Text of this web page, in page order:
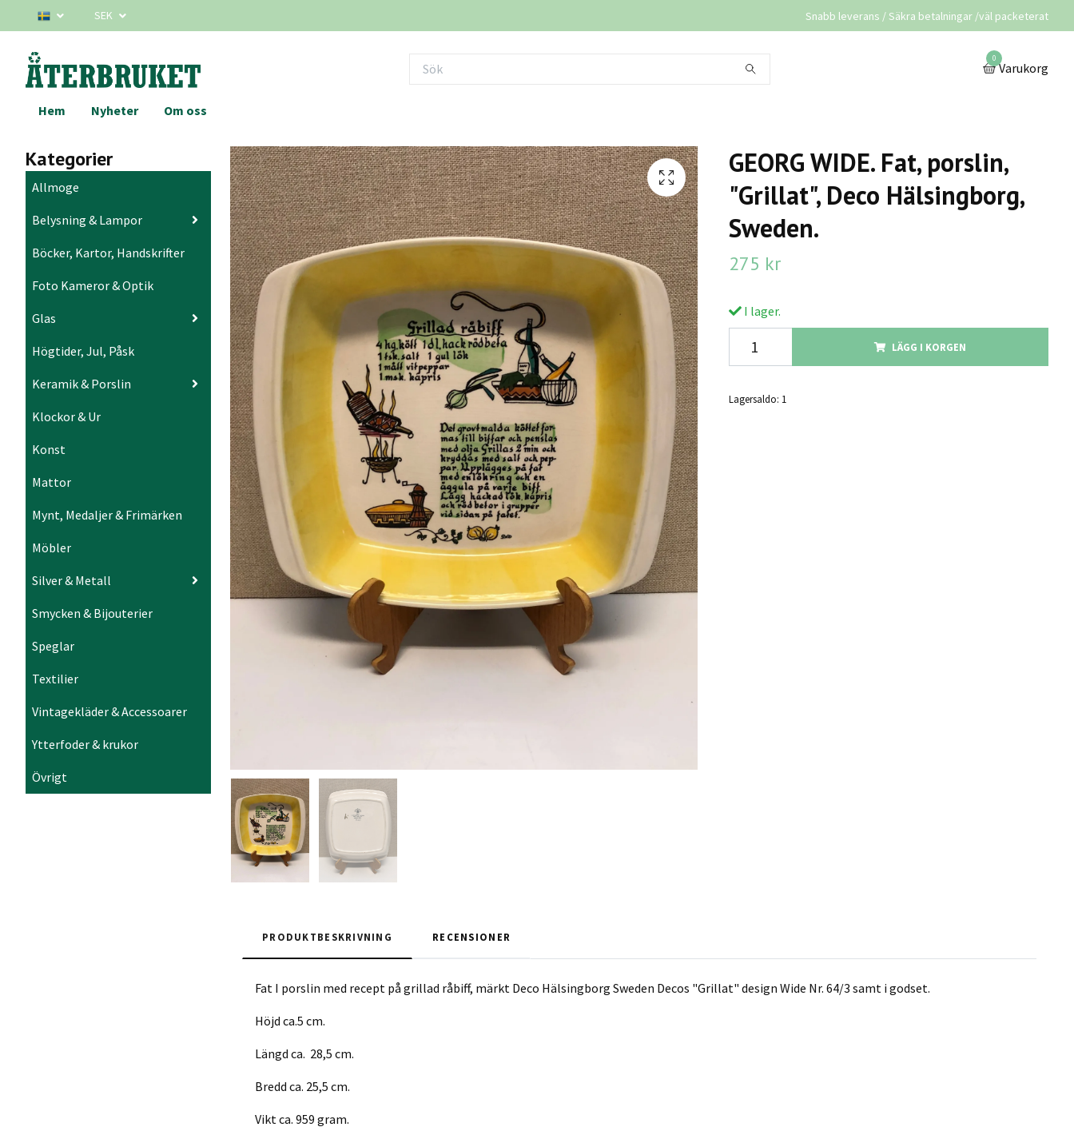
SEK Snabb leverans / Säkra betalningar /väl packeterat
0
Varukorg
Hem Nyheter Om oss
Kategorier
Allmoge
Belysning & Lampor
Böcker, Kartor, Handskrifter
Foto Kameror & Optik
Glas
Högtider, Jul, Påsk
Keramik & Porslin
Klockor & Ur
Konst
Mattor
Mynt, Medaljer & Frimärken
Möbler
Silver & Metall
Smycken & Bijouterier
Speglar
Textilier
Vintagekläder & Accessoarer
Ytterfoder & krukor
Övrigt
GEORG WIDE. Fat, porslin,
"Grillat", Deco Hälsingborg,
Sweden.
275 kr
I lager.
LÄGG I KORGEN
Lagersaldo: 1
PRODUKTBESKRIVNING RECENSIONER
Fat I porslin med recept på grillad råbiff, märkt Deco Hälsingborg Sweden Decos "Grillat" design Wide Nr. 64/3 samt i godset.
Höjd ca.5 cm.
Längd ca. 28,5 cm.
Bredd ca. 25,5 cm.
Vikt ca. 959 gram.